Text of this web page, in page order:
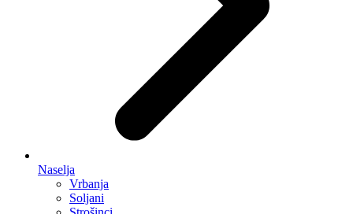
Naselja
Vrbanja
Soljani